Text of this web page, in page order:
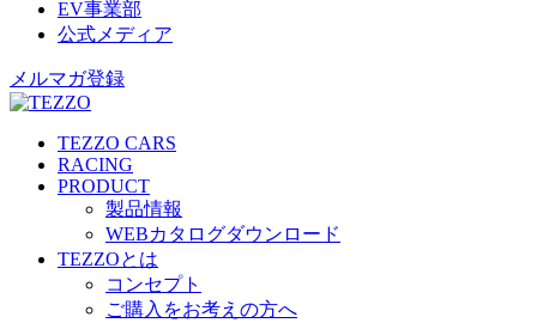
EV事業部
公式メディア
メルマガ登録
TEZZO CARS
RACING
PRODUCT
製品情報
WEBカタログダウンロード
TEZZOとは
コンセプト
ご購入をお考えの方へ